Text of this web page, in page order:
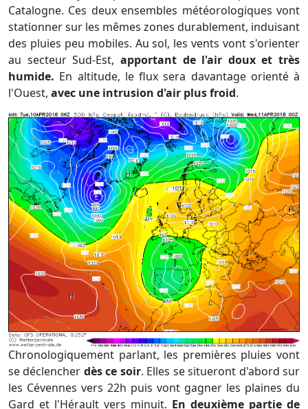
Catalogne. Ces deux ensembles météorologiques vont
stationner sur les mêmes zones durablement, induisant
des pluies peu mobiles. Au sol, les vents vont s'orienter
au secteur Sud-Est, apportant de l'air doux et très
humide. En altitude, le flux sera davantage orienté à
l'Ouest, avec une intrusion d'air plus froid.
Chronologiquement parlant, les premières pluies vont
se déclencher dès ce soir. Elles se situeront d'abord sur
les Cévennes vers 22h puis vont gagner les plaines du
Gard et l'Hérault vers minuit. En deuxième partie de